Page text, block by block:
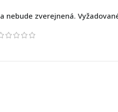
nebude zverejnená.